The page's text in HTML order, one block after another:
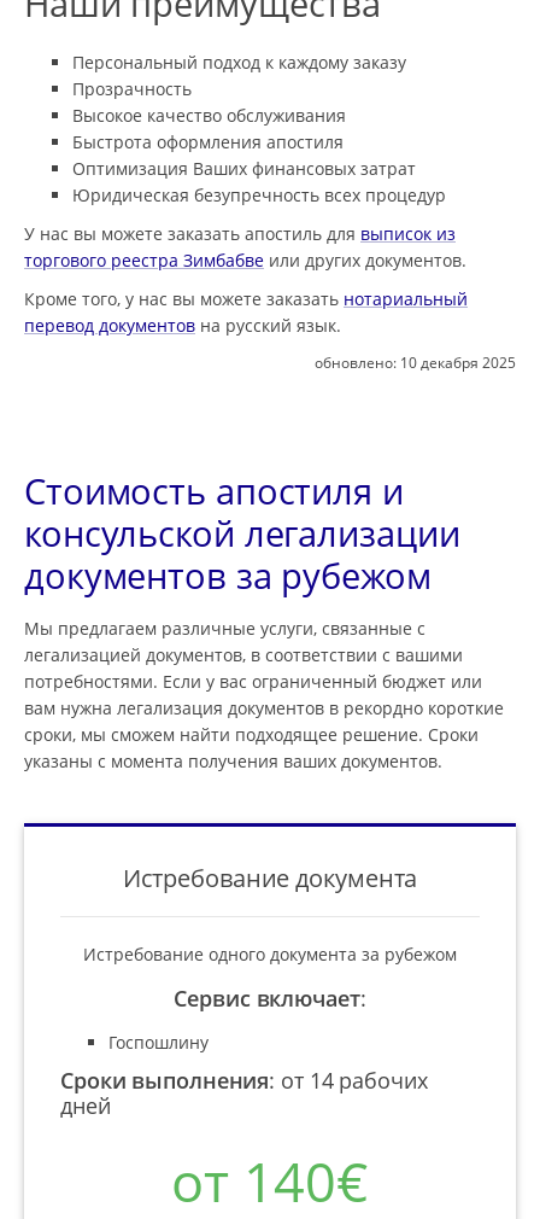
Персональный подход к каждому заказу
Прозрачность
Высокое качество обслуживания
Быстрота оформления апостиля
Оптимизация Ваших финансовых затрат
Юридическая безупречность всех процедур
У нас вы можете заказать апостиль для выписок из
торгового реестра Зимбабве или других документов.
Кроме того, у нас вы можете заказать нотариальный
перевод документов на русский язык.
обновлено: 10 декабря 2025
Стоимость апостиля и
консульской легализации
документов за рубежом
Мы предлагаем различные услуги, связанные с
легализацией документов, в соответствии с вашими
потребностями. Если у вас ограниченный бюджет или
вам нужна легализация документов в рекордно короткие
сроки, мы сможем найти подходящее решение. Сроки
указаны с момента получения ваших документов.
Истребование документа
Истребование одного документа за рубежом
Сервис включает:
Госпошлину
Сроки выполнения: от 14 рабочих
дней
от 140€